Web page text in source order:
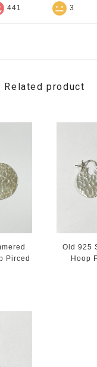
441 3
Related product
Pirced
Old 925
Hoop